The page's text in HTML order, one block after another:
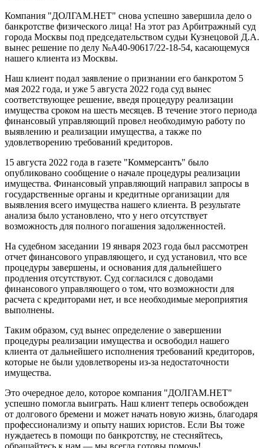
Компания "ДОЛГАМ.НЕТ" снова успешно завершила дело о
банкротстве физического лица! На этот раз Арбитражный суд
города Москвы под председательством судьи Кузнецовой Д.А.
вынес решение по делу №А40-90617/22-18-54, касающемуся
нашего клиента из Москвы.
Наш клиент подал заявление о признании его банкротом 5
мая 2022 года, и уже 5 августа 2022 года суд вынес
соответствующее решение, введя процедуру реализации
имущества сроком на шесть месяцев. В течение этого периода
финансовый управляющий провел необходимую работу по
выявлению и реализации имущества, а также по
удовлетворению требований кредиторов.
15 августа 2022 года в газете "Коммерсантъ" было
опубликовано сообщение о начале процедуры реализации
имущества. Финансовый управляющий направил запросы в
государственные органы и кредитные организации для
выявления всего имущества нашего клиента. В результате
анализа было установлено, что у него отсутствует
возможность для полного погашения задолженностей.
На судебном заседании 19 января 2023 года был рассмотрен
отчет финансового управляющего, и суд установил, что все
процедуры завершены, и основания для дальнейшего
продления отсутствуют. Суд согласился с доводами
финансового управляющего о том, что возможности для
расчета с кредиторами нет, и все необходимые мероприятия
выполнены.
Таким образом, суд вынес определение о завершении
процедуры реализации имущества и освободил нашего
клиента от дальнейшего исполнения требований кредиторов,
которые не были удовлетворены из-за недостаточности
имущества.
Это очередное дело, которое компания "ДОЛГАМ.НЕТ"
успешно помогла выиграть. Наш клиент теперь освобожден
от долгового бремени и может начать новую жизнь, благодаря
профессионализму и опыту наших юристов. Если Вы тоже
нуждаетесь в помощи по банкротству, не стесняйтесь,
обращайтесь к нам — мы всегда готовы помочь!